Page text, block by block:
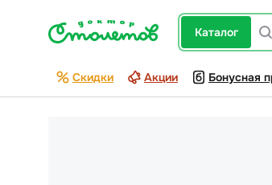
каталог
Скидки Акции Бонусная